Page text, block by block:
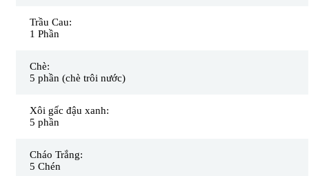
Trầu Cau:
1 Phần
Chè:
5 phần (chè trôi nước)
Xôi gấc đậu xanh:
5 phần
Cháo Trắng:
5 Chén